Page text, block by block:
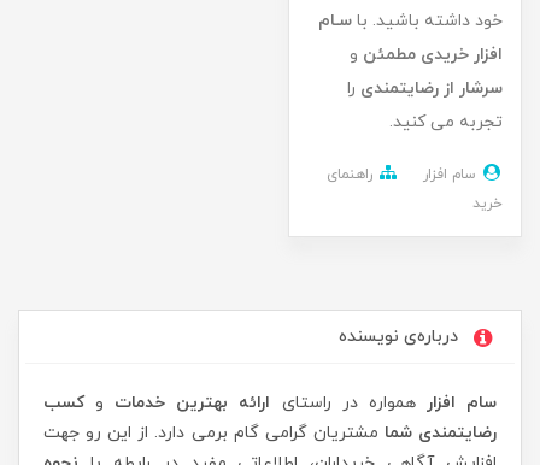
خود داشته باشید. با سـام
افزار خریدی مطمئن و
سرشار از رضایتمندی را
تجربه می کنید.
سام افزار
راهنمای
خرید
درباره‌ی نویسنده
سام افزار همواره در راستای ارائه بهترین خدمات وکسب
رضایتمندی شما مشتریان گرامی گام برمی دارد. از این رو جهت